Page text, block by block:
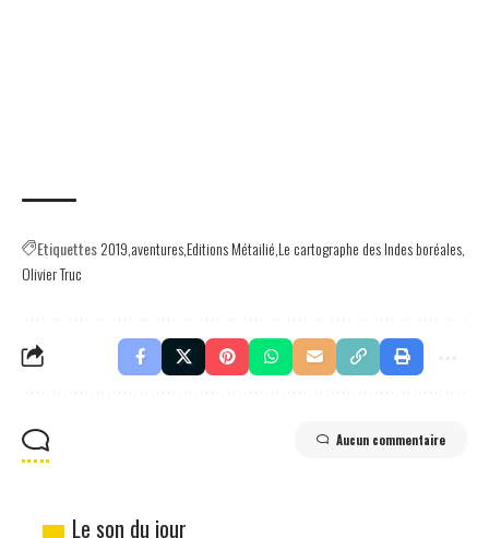
Etiquettes2019 aventuresEditions MétailiéLe cartographe des Indes boréales
Olivier Truc
Aucun commentaire
Le son du jour